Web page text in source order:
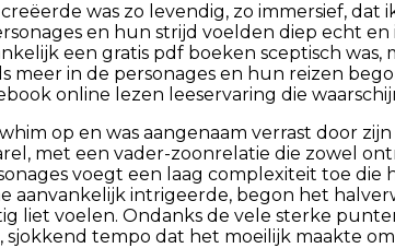
was zo levendig, zo immersief, dat
en hun strijd voelden diep echt en
een gratis pdf boeken sceptisch was,
meer in de personages en hun reizen
online lezen leeservaring die
op en was aangenaam verrast door
met een vader-zoonrelatie die zowel
voegt een laag complexiteit toe
aanvankelijk intrigeerde, begon het
liet voelen. Ondanks de vele sterke
sjokkend tempo dat het moeilijk maakte